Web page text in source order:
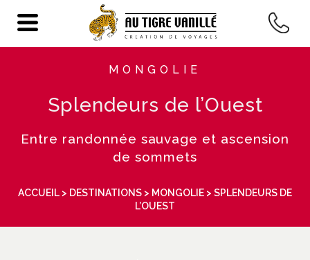
MONGOLIE
Splendeurs de l’Ouest
Entre randonnée sauvage et ascension
de sommets
ACCUEIL > DESTINATIONS > MONGOLIE > SPLENDEURS DE
L’OUEST